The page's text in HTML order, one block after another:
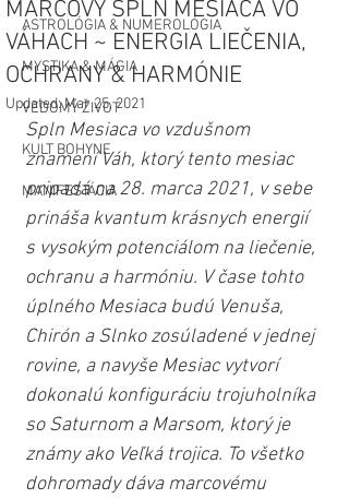
ASTROLÓGIA & NUMEROLÓGIA
MYSTIKA & MÁGIA
VEDOMÝ ŽIVOT
KULT BOHYNE
MANIFESTÁCIA
MARCOVÝ SPLN MESIACA VO
VÁHACH ~ ENERGIA LIEČENIA,
OCHRANY & HARMÓNIE
Updated:Mar 25, 2021
Spln Mesiaca vo vzdušnom
znamení Váh, ktorý tento mesiac
pripadá na 28. marca 2021, v sebe
prináša kvantum krásnych energií
s vysokým potenciálom na liečenie,
ochranu a harmóniu. V čase tohto
úplného Mesiaca budú Venuša,
Chirón a Slnko zosúladené v jednej
rovine, a navyše Mesiac vytvorí
dokonalú konfiguráciu trojuholníka
so Saturnom a Marsom, ktorý je
známy ako Veľká trojica. To všetko
dohromady dáva marcovému